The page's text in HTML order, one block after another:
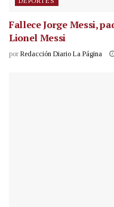
Fallece Jorge Messi,
Lionel Messi
por Redacción Diario La Página